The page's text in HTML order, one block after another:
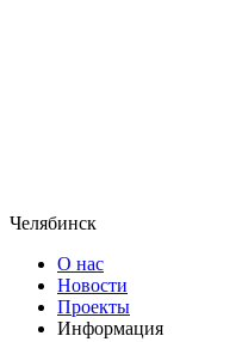
Челябинск
О нас
Новости
Проекты
Информация